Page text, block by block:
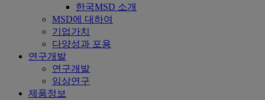
한국MSD 소개
MSD에 대하여
기업가치
다양성과 포용
연구개발
연구개발
임상연구
제품정보